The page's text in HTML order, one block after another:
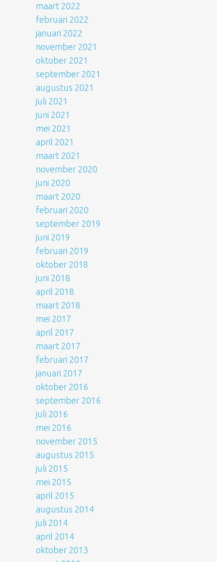
maart 2022
februari 2022
januari 2022
november 2021
oktober 2021
september 2021
augustus 2021
juli 2021
juni 2021
mei 2021
april 2021
maart 2021
november 2020
juni 2020
maart 2020
februari 2020
september 2019
juni 2019
februari 2019
oktober 2018
juni 2018
april 2018
maart 2018
mei 2017
april 2017
maart 2017
februari 2017
januari 2017
oktober 2016
september 2016
juli 2016
mei 2016
november 2015
augustus 2015
juli 2015
mei 2015
april 2015
augustus 2014
juli 2014
april 2014
oktober 2013